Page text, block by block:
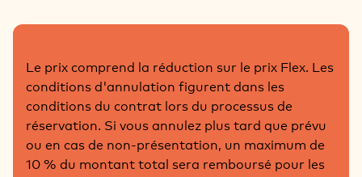
Le prix comprend la réduction sur le prix Flex. Les
conditions d'annulation figurent dans les
conditions du contrat lors du processus de
réservation. Si vous annulez plus tard que prévu
ou en cas de non-présentation, un maximum de
10 % du montant total sera remboursé pour les